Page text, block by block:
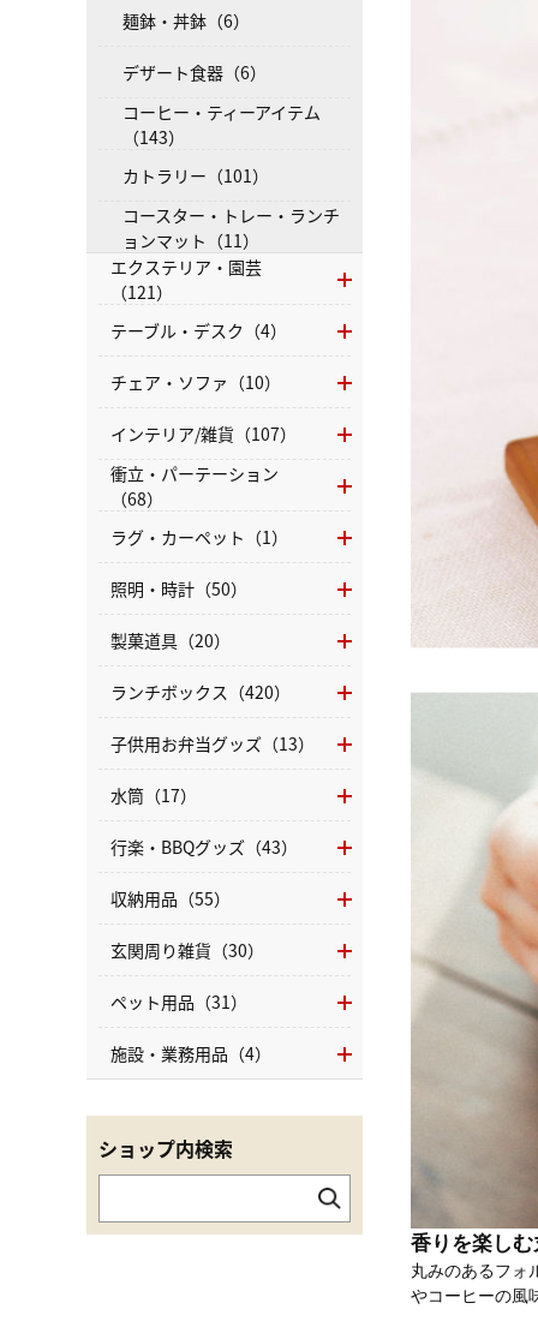
香りを楽し
丸みのあるフォ
やコーヒーの風
麺鉢・丼鉢（6）
デザート食器（6）
コーヒー・ティーアイテム
（143）
カトラリー（101）
コースター・トレー・ランチ
ョンマット（11）
エクステリア・園芸
（121）
テーブル・デスク（4）
チェア・ソファ（10）
インテリア/雑貨（107）
衝立・パーテーション
（68）
ラグ・カーペット（1）
照明・時計（50）
製菓道具（20）
ランチボックス（420）
子供用お弁当グッズ（13）
水筒（17）
行楽・BBQグッズ（43）
収納用品（55）
玄関周り雑貨（30）
ペット用品（31）
施設・業務用品（4）
ショップ内検索